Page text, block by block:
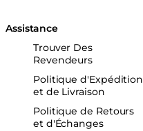
Assistance
Trouver Des
Revendeurs
Politique d'Expédition
et de Livraison
Politique de Retours
et d'Échanges